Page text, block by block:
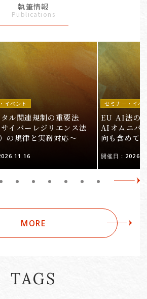
執筆情報
Publications
イベント
ル関連規制の重要法
イバーレジリエンス法
の規律と実務対応〜
セミナー・イベ
EU AI法の
AIオムニバ
向も含めて
開催日：
MORE
TAGS